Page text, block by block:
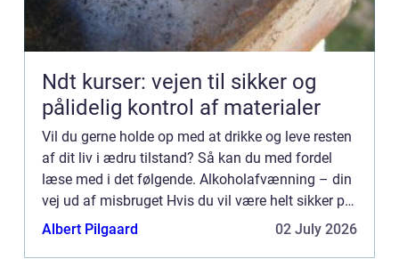
Ndt kurser: vejen til sikker og
pålidelig kontrol af materialer
Vil du gerne holde op med at drikke og leve resten
af dit liv i ædru tilstand? Så kan du med fordel
læse med i det følgende. Alkoholafvænning – din
vej ud af misbruget Hvis du vil være helt sikker på
at din afvænning har varig effekt, bør du opsøge
Albert Pilgaard 02 July 2026